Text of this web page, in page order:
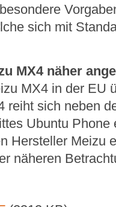
sich mit
MX4 näher
MX4 in der EU
reiht sich neben
Ubuntu
Hersteller Meizu
näheren